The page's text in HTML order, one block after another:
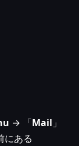
→ 「Mail」
にある